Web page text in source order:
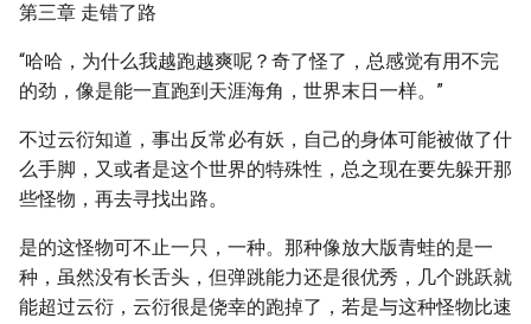
第三章 走错了路
“哈哈，为什么我越跑越爽呢？奇了怪了，总感觉有用不完
的劲，像是能一直跑到天涯海角，世界末日一样。”
不过云衍知道，事出反常必有妖，自己的身体可能被做了什
么手脚，又或者是这个世界的特殊性，总之现在要先躲开那
些怪物，再去寻找出路。
是的这怪物可不止一只，一种。那种像放大版青蛙的是一
种，虽然没有长舌头，但弹跳能力还是很优秀，几个跳跃就
能超过云衍，云衍很是侥幸的跑掉了，若是与这种怪物比速